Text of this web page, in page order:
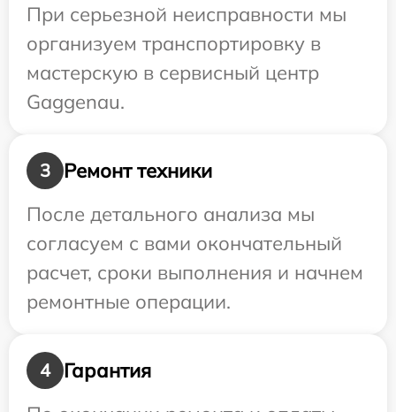
При серьезной неисправности мы
организуем транспортировку в
мастерскую в сервисный центр
Gaggenau.
3
Ремонт техники
После детального анализа мы
согласуем с вами окончательный
расчет, сроки выполнения и начнем
ремонтные операции.
4
Гарантия